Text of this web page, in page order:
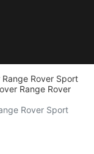
Rover Sport
Range Rover
Rover Sport